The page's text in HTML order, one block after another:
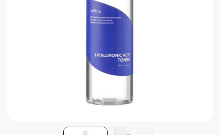
Protector Solar en Barra No.1
Parches para granitos internos
Parches para manchitas pos acné